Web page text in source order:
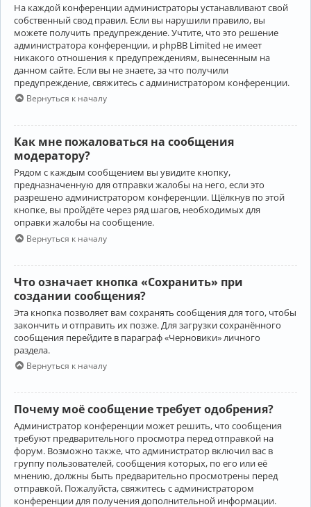
На каждой конференции администраторы устанавливают свой
собственный свод правил. Если вы нарушили правило, вы
можете получить предупреждение. Учтите, что это решение
администратора конференции, и phpBB Limited не имеет
никакого отношения к предупреждениям, вынесенным на
данном сайте. Если вы не знаете, за что получили
предупреждение, свяжитесь с администратором конференции.
Вернуться к началу
Как мне пожаловаться на сообщения
модератору?
Рядом с каждым сообщением вы увидите кнопку,
предназначенную для отправки жалобы на него, если это
разрешено администратором конференции. Щёлкнув по этой
кнопке, вы пройдёте через ряд шагов, необходимых для
оправки жалобы на сообщение.
Вернуться к началу
Что означает кнопка «Сохранить» при
создании сообщения?
Эта кнопка позволяет вам сохранять сообщения для того, чтобы
закончить и отправить их позже. Для загрузки сохранённого
сообщения перейдите в параграф «Черновики» личного
раздела.
Вернуться к началу
Почему моё сообщение требует одобрения?
Администратор конференции может решить, что сообщения
требуют предварительного просмотра перед отправкой на
форум. Возможно также, что администратор включил вас в
группу пользователей, сообщения которых, по его или её
мнению, должны быть предварительно просмотрены перед
отправкой. Пожалуйста, свяжитесь с администратором
конференции для получения дополнительной информации.